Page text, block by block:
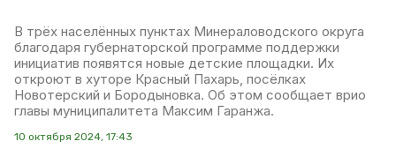
В трёх населённых пунктах Минераловодского округа
благодаря губернаторской программе поддержки
инициатив появятся новые детские площадки. Их
откроют в хуторе Красный Пахарь, посёлках
Новотерский и Бородыновка. Об этом сообщает врио
главы муниципалитета Максим Гаранжа.
10 октября 2024, 17:43